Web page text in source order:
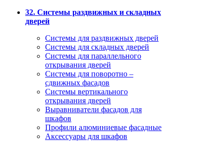
32. Системы раздвижных и складных
дверей
Системы для раздвижных дверей
Системы для складных дверей
Системы для параллельного
открывания дверей
Системы для поворотно –
сдвижных фасадов
Системы вертикального
открывания дверей
Выравниватели фасадов для
шкафов
Профили алюминиевые фасадные
Аксессуары для шкафов